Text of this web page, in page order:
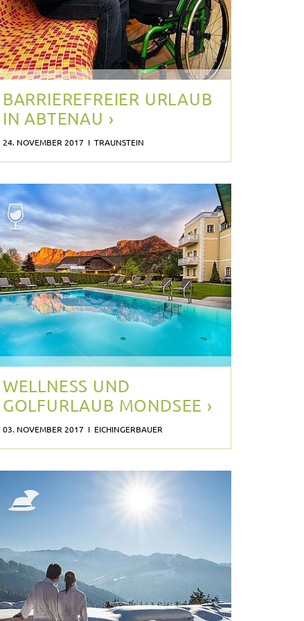
BARRIEREFREIER URLAUB
IN ABTENAU ›
24. NOVEMBER 2017 I TRAUNSTEIN
WELLNESS UND
GOLFURLAUB MONDSEE ›
03. NOVEMBER 2017 I EICHINGERBAUER